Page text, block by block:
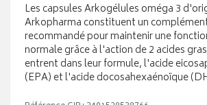
Les capsules Arkogélules oméga 3
Arkopharma constituent un
recommandé pour maintenir une
normale grâce à l'action de 2 acides
entrent dans leur formule, l'acide
(EPA) et l'acide docosahexaénoïque